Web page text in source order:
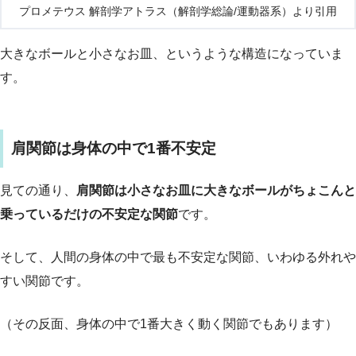
プロメテウス 解剖学アトラス（解剖学総論/運動器系）より引用
大きなボールと小さなお皿、というような構造になっていま
す。
肩関節は身体の中で1番不安定
見ての通り、
肩関節は小さなお皿に大きなボールがちょこんと
乗っているだけの不安定な関節です。
そして、人間の身体の中で最も不安定な関節、いわゆる外れや
すい関節です。
（その反面、身体の中で1番大きく動く関節でもあります）